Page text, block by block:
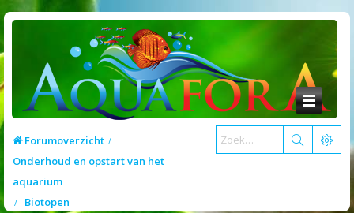
Forumoverzicht
Onderhoud en opstart van het
aquarium
Biotopen